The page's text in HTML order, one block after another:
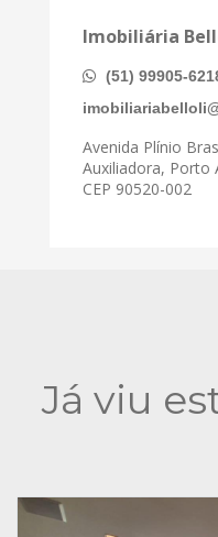
Imobiliária
(51) 99905-
Avenida Plínio
Auxiliadora, Porto
CEP 90520-002
Já viu